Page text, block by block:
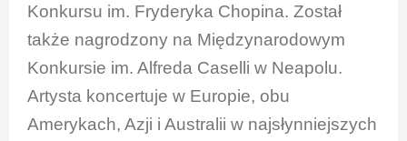
Konkursu im. Fryderyka Chopina. Został
także nagrodzony na Międzynarodowym
Konkursie im. Alfreda Caselli w Neapolu.
Artysta koncertuje w Europie, obu
Amerykach, Azji i Australii w najsłynniejszych